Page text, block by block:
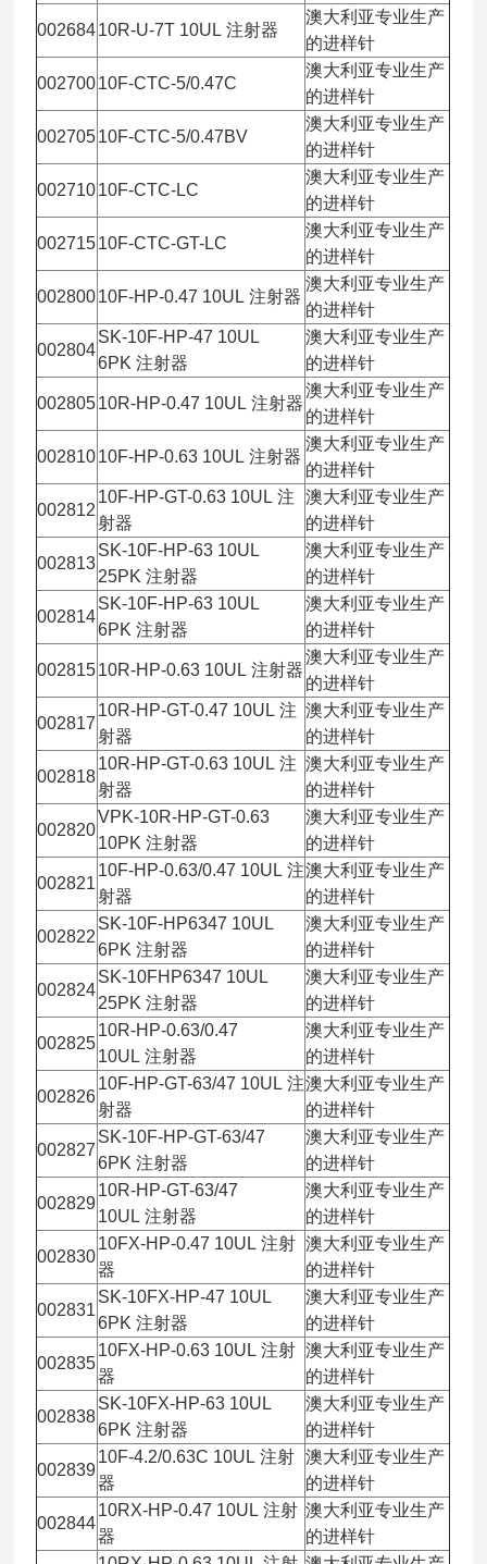
00268410R-U-7T 10UL 注射器
澳大利亚专业生产
的进样针
00270010F-CTC-5/0.47C
澳大利亚专业生产
的进样针
00270510F-CTC-5/0.47BV
澳大利亚专业生产
的进样针
00271010F-CTC-LC
澳大利亚专业生产
的进样针
00271510F-CTC-GT-LC
澳大利亚专业生产
的进样针
00280010F-HP-0.47 10UL 注射器
澳大利亚专业生产
的进样针
002804
SK-10F-HP-47 10UL
6PK 注射器
澳大利亚专业生产
的进样针
00280510R-HP-0.47 10UL 注射器
澳大利亚专业生产
的进样针
00281010F-HP-0.63 10UL 注射器
澳大利亚专业生产
的进样针
002812
10F-HP-GT-0.63 10UL 注
射器
澳大利亚专业生产
的进样针
002813
SK-10F-HP-63 10UL
25PK 注射器
澳大利亚专业生产
的进样针
002814
SK-10F-HP-63 10UL
6PK 注射器
澳大利亚专业生产
的进样针
00281510R-HP-0.63 10UL 注射器
澳大利亚专业生产
的进样针
002817
10R-HP-GT-0.47 10UL 注
射器
澳大利亚专业生产
的进样针
002818
10R-HP-GT-0.63 10UL 注
射器
澳大利亚专业生产
的进样针
002820
VPK-10R-HP-GT-0.63
10PK 注射器
澳大利亚专业生产
的进样针
002821
10F-HP-0.63/0.47 10UL 注
射器
澳大利亚专业生产
的进样针
002822
SK-10F-HP6347 10UL
6PK 注射器
澳大利亚专业生产
的进样针
002824
SK-10FHP6347 10UL
25PK 注射器
澳大利亚专业生产
的进样针
002825
10R-HP-0.63/0.47
10UL 注射器
澳大利亚专业生产
的进样针
002826
10F-HP-GT-63/47 10UL 注
射器
澳大利亚专业生产
的进样针
002827
SK-10F-HP-GT-63/47
6PK 注射器
澳大利亚专业生产
的进样针
002829
10R-HP-GT-63/47
10UL 注射器
澳大利亚专业生产
的进样针
002830
10FX-HP-0.47 10UL 注射
器
澳大利亚专业生产
的进样针
002831
SK-10FX-HP-47 10UL
6PK 注射器
澳大利亚专业生产
的进样针
002835
10FX-HP-0.63 10UL 注射
器
澳大利亚专业生产
的进样针
002838
SK-10FX-HP-63 10UL
6PK 注射器
澳大利亚专业生产
的进样针
002839
10F-4.2/0.63C 10UL 注射
器
澳大利亚专业生产
的进样针
002844
10RX-HP-0.47 10UL 注射
器
澳大利亚专业生产
的进样针